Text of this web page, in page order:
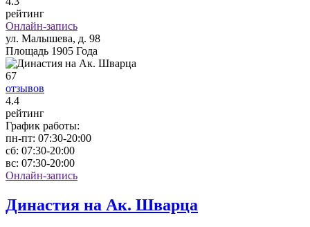
рейтинг
Онлайн-запись
ул. Малышева, д. 98
Площадь 1905 Года
67
отзывов
4.4
рейтинг
График работы:
пн-пт: 07:30-20:00
сб: 07:30-20:00
вс: 07:30-20:00
Онлайн-запись
Династия на Ак. Шварца